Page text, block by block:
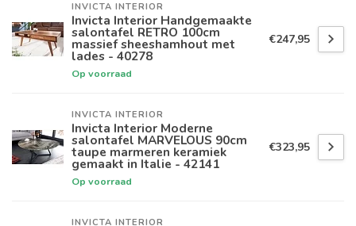
INVICTA INTERIOR
Invicta Interior Handgemaakte
salontafel RETRO 100cm
massief sheeshamhout met
lades - 40278
Op voorraad
€247,95
INVICTA INTERIOR
Invicta Interior Moderne
salontafel MARVELOUS 90cm
taupe marmeren keramiek
gemaakt in Italie - 42141
Op voorraad
€323,95
INVICTA INTERIOR